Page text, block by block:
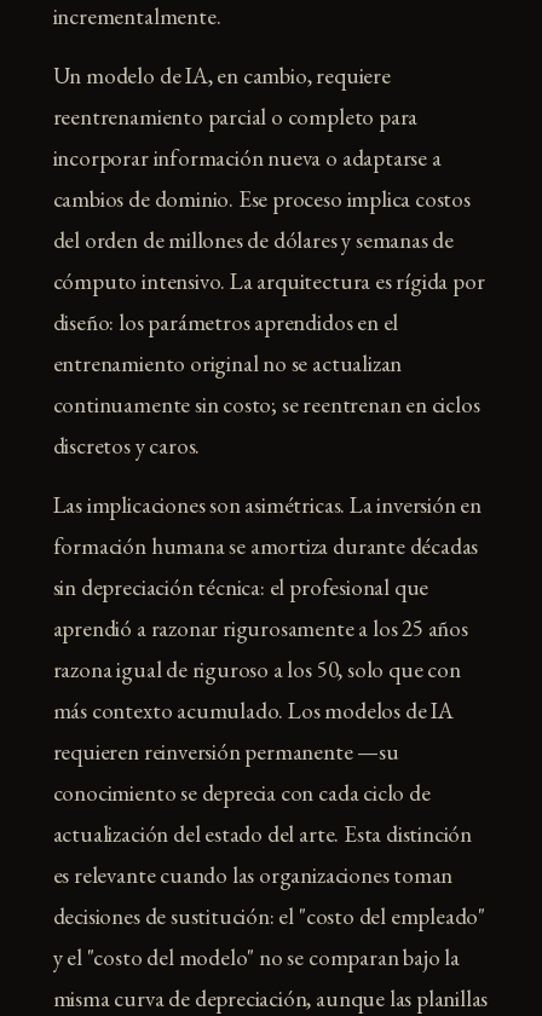
incrementalmente.
Un modelo de IA, en cambio, requiere
reentrenamiento parcial o completo para
incorporar información nueva o adaptarse a
cambios de dominio. Ese proceso implica costos
del orden de millones de dólares y semanas de
cómputo intensivo. La arquitectura es rígida por
diseño: los parámetros aprendidos en el
entrenamiento original no se actualizan
continuamente sin costo; se reentrenan en ciclos
discretos y caros.
Las implicaciones son asimétricas. La inversión en
formación humana se amortiza durante décadas
sin depreciación técnica: el profesional que
aprendió a razonar rigurosamente a los 25 años
razona igual de riguroso a los 50, solo que con
más contexto acumulado. Los modelos de IA
requieren reinversión permanente —su
conocimiento se deprecia con cada ciclo de
actualización del estado del arte. Esta distinción
es relevante cuando las organizaciones toman
decisiones de sustitución: el "costo del empleado"
y el "costo del modelo" no se comparan bajo la
misma curva de depreciación, aunque las planillas